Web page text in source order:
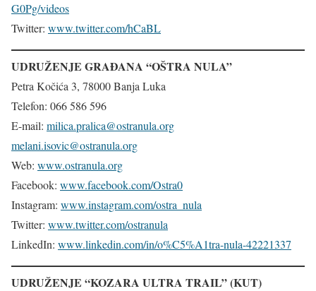
G0Pg/videos
Twitter: www.twitter.com/hCaBL
UDRUŽENJE GRAĐANA “OŠTRA NULA”
Petra Kočića 3, 78000 Banja Luka
Telefon: 066 586 596
E-mail: milica.pralica@ostranula.org
melani.isovic@ostranula.org
Web: www.ostranula.org
Facebook: www.facebook.com/Ostra0
Instagram: www.instagram.com/ostra_nula
Twitter: www.twitter.com/ostranula
LinkedIn: www.linkedin.com/in/o%C5%A1tra-nula-42221337
UDRUŽENJE “KOZARA ULTRA TRAIL” (KUT)